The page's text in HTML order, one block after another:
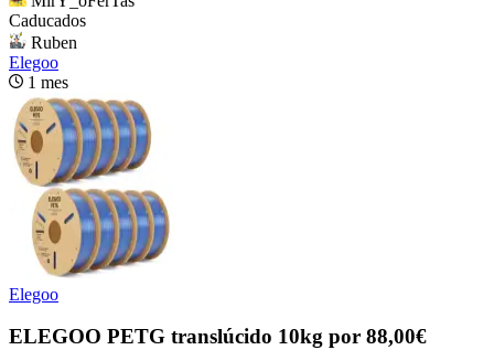
Caducados
Ruben
Elegoo
1 mes
Elegoo
ELEGOO PETG translúcido 10kg por 88,00€